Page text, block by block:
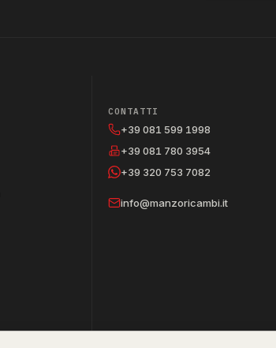
CONTATTI
+39 081 599 1998
+39 081 780 3954
+39 320 753 7082
info@manzoricambi.it